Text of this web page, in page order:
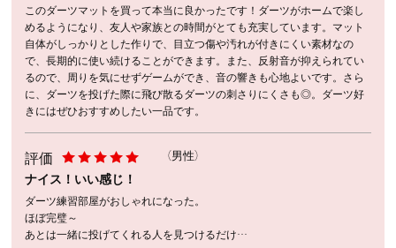
このダーツマットを買って本当に良かったです！ダーツがホームで楽し
めるようになり、友人や家族との時間がとても充実しています。マット
自体がしっかりとした作りで、目立つ傷や汚れが付きにくい素材なの
で、長期的に使い続けることができます。また、反射音が抑えられてい
るので、周りを気にせずゲームができ、音の響きも心地よいです。さら
に、ダーツを投げた際に飛び散るダーツの刺さりにくさも◎。ダーツ好
きにはぜひおすすめしたい一品です。
評価 （男性）
ナイス！いい感じ！
ダーツ練習部屋がおしゃれになった。
ほぼ完璧～
あとは一緒に投げてくれる人を見つけるだけ…